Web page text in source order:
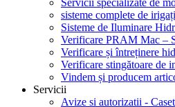
Servicii specializate de
sisteme complete de
Sisteme de Iluminare
Verificare PRAM Mac –
Verificare și întreținere
Verificare stingătoare de
Vindem și producem
Servicii
Avize si autorizatii -